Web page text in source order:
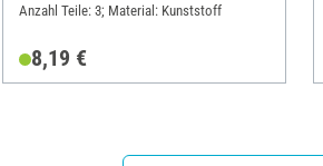
Anzahl Teile: 3; Material: Kunststoff
8,19 €